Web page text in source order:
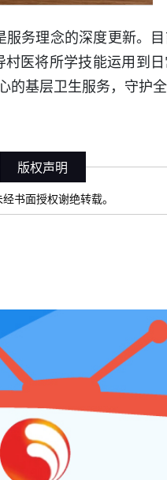
务理念的深度更新。
医将所学技能运用到
基层卫生服务，守护
版权声明
书面授权谢绝转载。